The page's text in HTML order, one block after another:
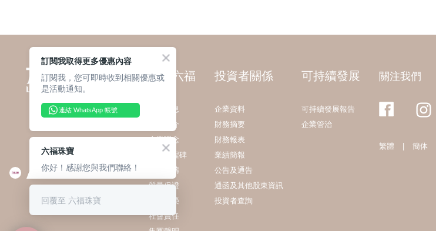
關於六福
最新消息
集團簡介
企業理念
發展里程碑
業務範疇
質量保證
獎項殊榮
社會責任
投資者關係
企業資料
財務摘要
財務報表
業績簡報
公告及通告
通函及其他股東資訊
投資者查詢
可持續發展
可持續發展報告
企業管治
關注我們
繁體 簡体
訂閱我取得更多優惠內容
訂閱我，您可即時收到相關優惠或
是活動通知。
連結 WhatsApp 帳號
六福珠寶
你好！感謝您與我們聯絡！
回覆至 六福珠寶